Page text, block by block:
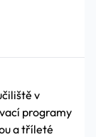
v
programy
a tříleté